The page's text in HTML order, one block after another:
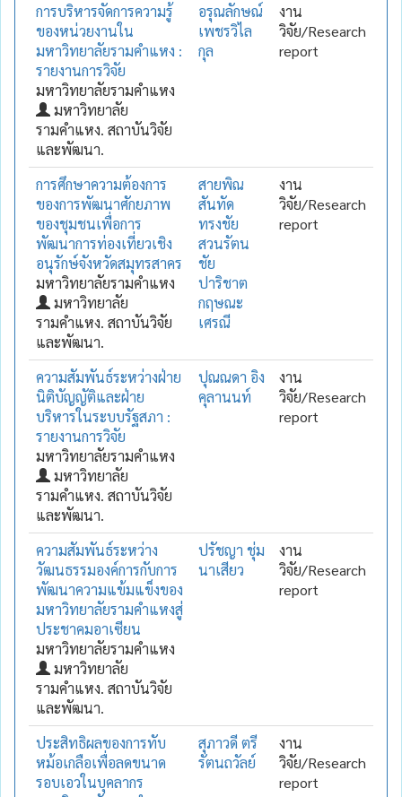
การบริหารจัดการความรู้
ของหน่วยงานใน
มหาวิทยาลัยรามคำแหง :
รายงานการวิจัย
มหาวิทยาลัยรามคำแหง
มหาวิทยาลัย
รามคำแหง. สถาบันวิจัย
และพัฒนา.
อรุณลักษณ์
เพชรวิไล
กุล
งาน
วิจัย/Research
report
การศึกษาความต้องการ
ของการพัฒนาศักยภาพ
ของชุมชนเพื่อการ
พัฒนาการท่องเที่ยวเชิง
อนุรักษ์จังหวัดสมุทรสาคร
มหาวิทยาลัยรามคำแหง
มหาวิทยาลัย
รามคำแหง. สถาบันวิจัย
และพัฒนา.
สายพิณ
สันทัด
ทรงชัย
สวนรัตน
ชัย
ปาริชาต
กฤษณะ
เศรณี
งาน
วิจัย/Research
report
ความสัมพันธ์ระหว่างฝ่าย
นิติบัญญัติและฝ่าย
บริหารในระบบรัฐสภา :
รายงานการวิจัย
มหาวิทยาลัยรามคำแหง
มหาวิทยาลัย
รามคำแหง. สถาบันวิจัย
และพัฒนา.
ปุณณดา อิง
คุลานนท์
งาน
วิจัย/Research
report
ความสัมพันธ์ระหว่าง
วัฒนธรรมองค์การกับการ
พัฒนาความแข้มแข็งของ
มหาวิทยาลัยรามคำแหงสู่
ประชาคมอาเซียน
มหาวิทยาลัยรามคำแหง
มหาวิทยาลัย
รามคำแหง. สถาบันวิจัย
และพัฒนา.
ปรัชญา ชุ่ม
นาเสียว
งาน
วิจัย/Research
report
ประสิทธิผลของการทับ
หม้อเกลือเพื่อลดขนาด
รอบเอวในบุคลากร
สุภาวดี ตรี
รัตนถวัลย์
งาน
วิจัย/Research
report